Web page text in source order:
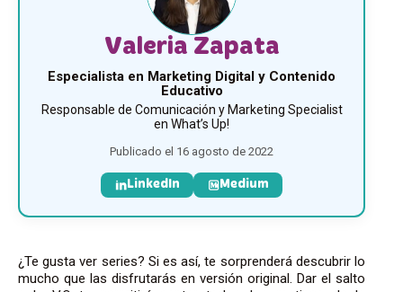
Valeria Zapata
Especialista en Marketing Digital y Contenido
Educativo
Responsable de Comunicación y Marketing Specialist
en What’s Up!
Publicado el 16 agosto de 2022
LinkedIn Medium
¿Te gusta ver series? Si es así, te sorprenderá descubrir lo
mucho que las disfrutarás en versión original. Dar el salto